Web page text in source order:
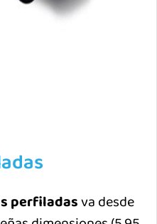
perfiladasva desde